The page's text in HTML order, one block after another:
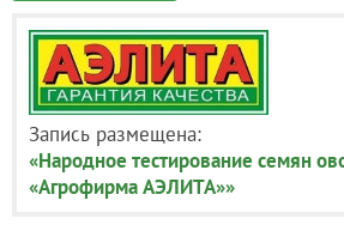
Запись размещена:
«Народное тестирование семян
«Агрофирма АЭЛИТА»»